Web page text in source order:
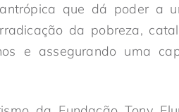
que dá poder a
da pobreza,
e assegurando uma